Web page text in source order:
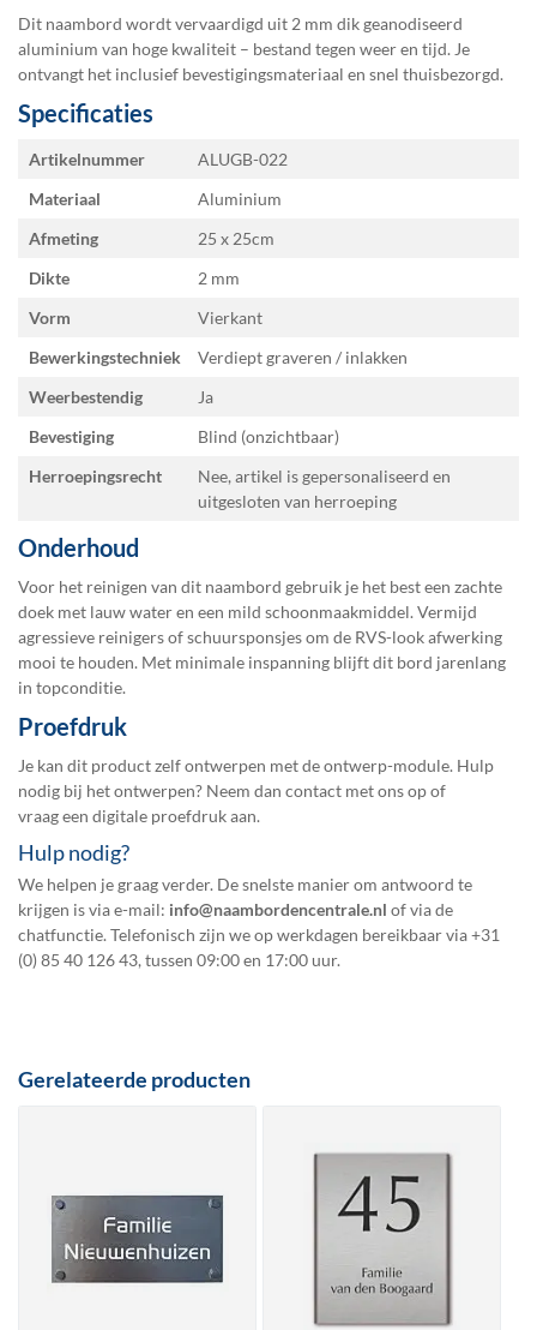
Dit naambord wordt vervaardigd uit 2 mm dik geanodiseerd
aluminium van hoge kwaliteit – bestand tegen weer en tijd. Je
ontvangt het inclusief bevestigingsmateriaal en snel thuisbezorgd.
Specificaties
Specificaties
Artikelnummer
ALUGB-022
Materiaal
Aluminium
Afmeting
25 x 25
Dikte
2 mm
Vorm
Vierkant
Bewerkingstechniek
Verdiept graveren / inlakken
Weerbestendig
Ja
Bevestiging
Blind (onzichtbaar)
Herroepingsrecht
Nee, artikel is gepersonaliseerd en
uitgesloten van herroeping
Onderhoud
Voor het reinigen van dit naambord gebruik je het best een zachte
doek met lauw water en een mild schoonmaakmiddel. Vermijd
agressieve reinigers of schuursponsjes om de RVS-look afwerking
mooi te houden. Met minimale inspanning blijft dit bord jarenlang
in topconditie.
Proefdruk
Je kan dit product zelf ontwerpen met de ontwerp-module. Hulp
nodig bij het ontwerpen? Neem dan contact met ons op of
vraag een digitale proefdrukaan.
Hulp nodig?
We helpen je graag verder. De snelste manier om antwoord te
krijgen is via e-mail: info@naambordencentrale.nl of via de
chatfunctie. Telefonisch zijn we op werkdagen bereikbaar via+31
(0) 85 40 126 43, tussen 09:00 en 17:00 uur.
Gerelateerde producten